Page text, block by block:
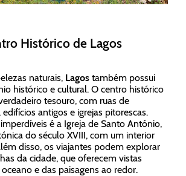
Histórico de Lagos
naturais, Lagos também possui
histórico e cultural. O centro histórico
tesouro, com ruas de
antigos e igrejas pitorescas.
é a Igreja de Santo António,
do século XVIII, com um interior
disso, os viajantes podem explorar
da cidade, que oferecem vistas
e das paisagens ao redor.